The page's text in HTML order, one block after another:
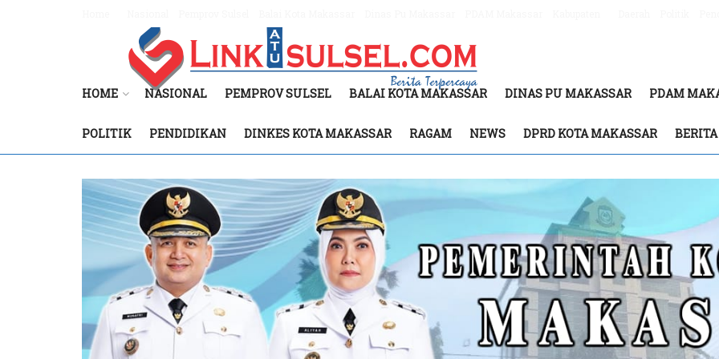
HOME NASIONAL PEMPROV SULSEL BALAI KOTA MAKASSAR DINAS PU MAKASSAR PDAM
POLITIK PENDIDIKAN DINKES KOTA MAKASSAR RAGAM NEWS DPRD KOTA MAKASSAR